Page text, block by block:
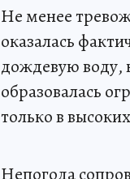
Не менее
оказалась
дождевую воду,
образовалась
только в